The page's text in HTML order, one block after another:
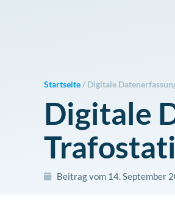
Startseite /Digitale
Digitale
Beitrag vom 14. September